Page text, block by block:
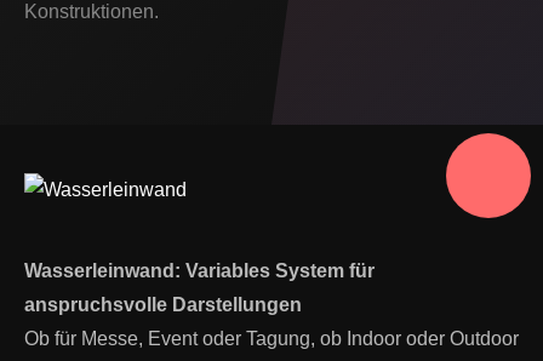
Konstruktionen.
Wasserleinwand: Variables System für
anspruchsvolle Darstellungen
Ob für Messe, Event oder Tagung, ob Indoor oder Outdoor